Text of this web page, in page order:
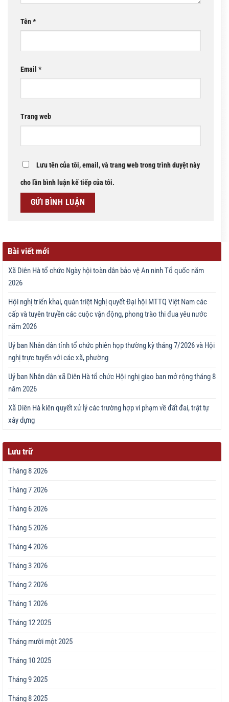
Tên*
Email *
Trang web
Lưu tên của tôi, email, và trang web trong trình duyệt này
cho lần bình luận kế tiếp của tôi.
Bài viết mới
Xã Diên Hà tổ chức Ngày hội toàn dân bảo vệ An ninh Tổ quốc năm
2026
Hội nghị triển khai, quán triệt Nghị quyết Đại hội MTTQ Việt Nam các
cấp và tuyên truyền các cuộc vận động, phong trào thi đua yêu nước
năm 2026
Uỷ ban Nhân dân tỉnh tổ chức phiên họp thường kỳ tháng 7/2026 và Hội
nghị trực tuyến với các xã, phường
Uỷ ban Nhân dân xã Diên Hà tổ chức Hội nghị giao ban mở rộng tháng 8
năm 2026
Xã Diên Hà kiên quyết xử lý các trường hợp vi phạm về đất đai, trật tự
xây dựng
Lưu trữ
Tháng 8 2026
Tháng 7 2026
Tháng 6 2026
Tháng 5 2026
Tháng 4 2026
Tháng 3 2026
Tháng 2 2026
Tháng 1 2026
Tháng 12 2025
Tháng mười một 2025
Tháng 10 2025
Tháng 9 2025
Tháng 8 2025